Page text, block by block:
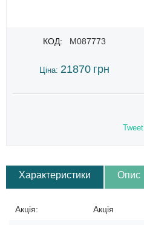
КОД: M087773
Ціна: 21870 грн
Tweet
Характеристики Опис
Акція: Акція